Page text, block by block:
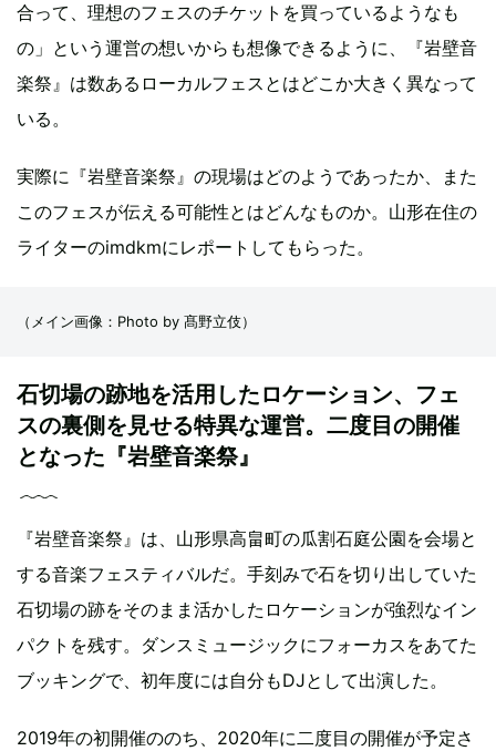
合って、理想のフェスのチケットを買っているようなも
の」という運営の想いからも想像できるように、『岩壁音
楽祭』は数あるローカルフェスとはどこか大きく異なって
いる。
実際に『岩壁音楽祭』の現場はどのようであったか、また
このフェスが伝える可能性とはどんなものか。山形在住の
ライターのimdkmにレポートしてもらった。
（メイン画像：Photo by 髙野立伎）
石切場の跡地を活用したロケーション、フェ
スの裏側を見せる特異な運営。二度目の開催
となった『岩壁音楽祭』
『岩壁音楽祭』は、山形県高畠町の瓜割石庭公園を会場と
する音楽フェスティバルだ。手刻みで石を切り出していた
石切場の跡をそのまま活かしたロケーションが強烈なイン
パクトを残す。ダンスミュージックにフォーカスをあてた
ブッキングで、初年度には自分もDJとして出演した。
2019年の初開催ののち、2020年に二度目の開催が予定さ